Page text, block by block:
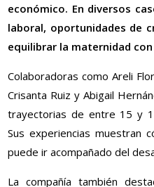
económico. En diversos
laboral, oportunidades de
equilibrar la maternidad
Colaboradoras como Areli
Crisanta Ruiz y Abigail
trayectorias de entre 15 y
Sus experiencias muestran
puede ir acompañado del
La compañía también